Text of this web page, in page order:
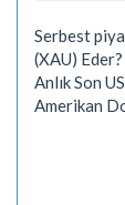
Serbest
(XAU) Eder?
Anlık Son
Amerikan